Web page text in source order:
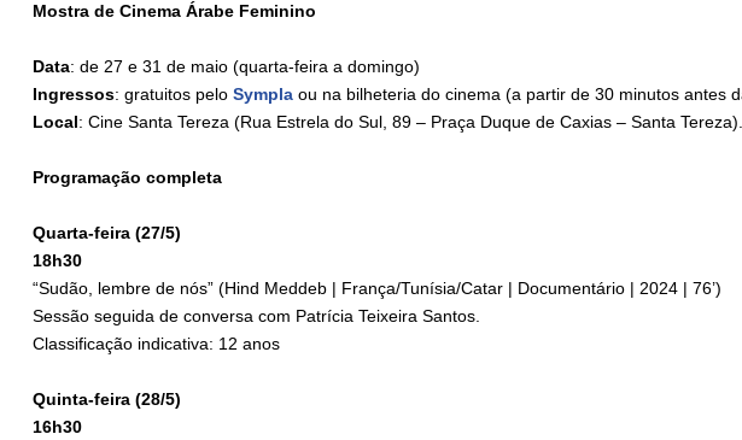
Mostra de Cinema Árabe Feminino
Data: de 27 e 31 de maio (quarta-feira a domingo)
Ingressos: gratuitos pelo Sympla ou na bilheteria do cinema (a partir de 30 minutos antes
Local: Cine Santa Tereza (Rua Estrela do Sul, 89 – Praça Duque de Caxias – Santa Tereza).
Programação completa
Quarta-feira (27/5)
18h30
“Sudão, lembre de nós” (Hind Meddeb | França/Tunísia/Catar | Documentário | 2024 | 76’)
Sessão seguida de conversa com Patrícia Teixeira Santos.
Classificação indicativa: 12 anos
Quinta-feira (28/5)
16h30